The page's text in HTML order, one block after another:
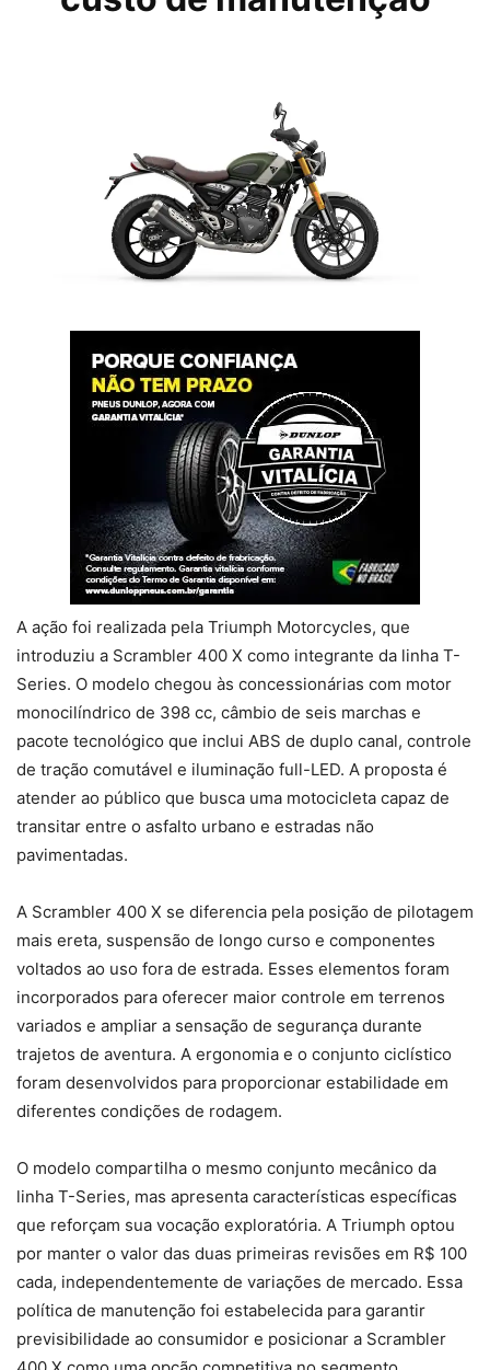
A ação foi realizada pela Triumph Motorcycles, que
introduziu a Scrambler 400 X como integrante da linha T-
Series. O modelo chegou às concessionárias com motor
monocilíndrico de 398 cc, câmbio de seis marchas e
pacote tecnológico que inclui ABS de duplo canal, controle
de tração comutável e iluminação full-LED. A proposta é
atender ao público que busca uma motocicleta capaz de
transitar entre o asfalto urbano e estradas não
pavimentadas.
A Scrambler 400 X se diferencia pela posição de pilotagem
mais ereta, suspensão de longo curso e componentes
voltados ao uso fora de estrada. Esses elementos foram
incorporados para oferecer maior controle em terrenos
variados e ampliar a sensação de segurança durante
trajetos de aventura. A ergonomia e o conjunto ciclístico
foram desenvolvidos para proporcionar estabilidade em
diferentes condições de rodagem.
O modelo compartilha o mesmo conjunto mecânico da
linha T-Series, mas apresenta características específicas
que reforçam sua vocação exploratória. A Triumph optou
por manter o valor das duas primeiras revisões em R$ 100
cada, independentemente de variações de mercado. Essa
política de manutenção foi estabelecida para garantir
previsibilidade ao consumidor e posicionar a Scrambler